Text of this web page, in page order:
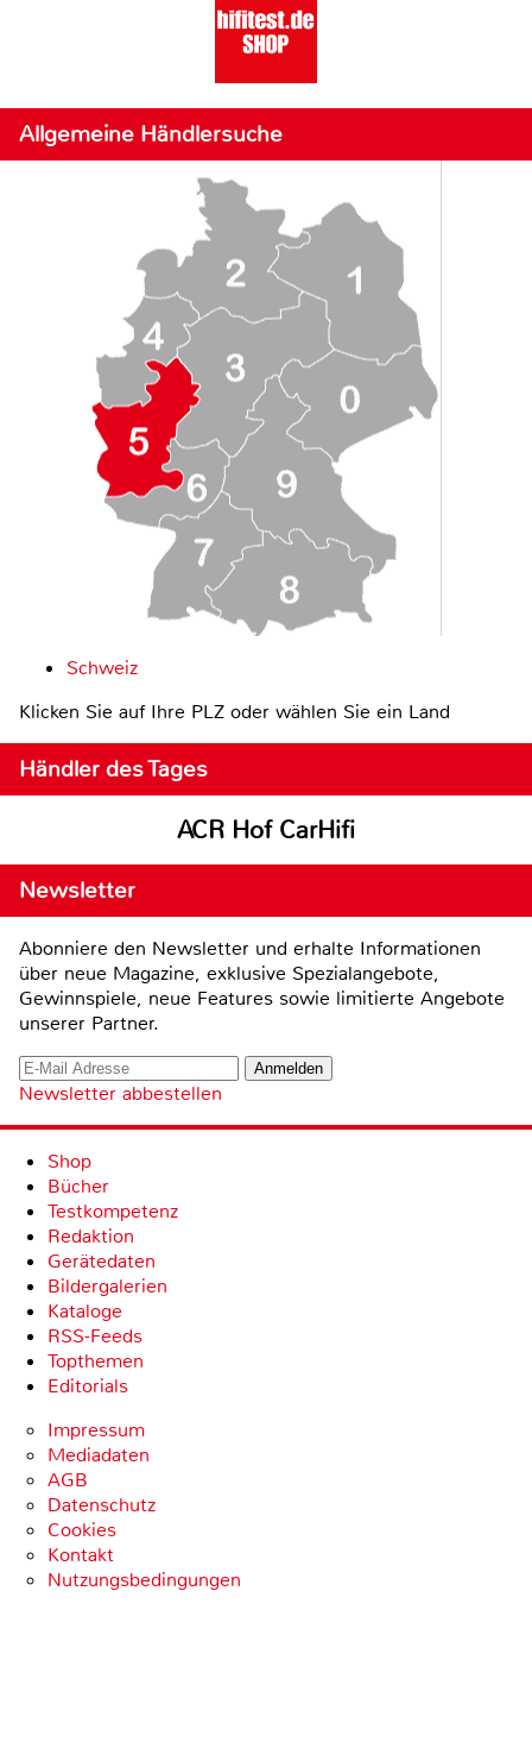
Allgemeine Händlersuche
Schweiz
Klicken Sie auf Ihre PLZ oder wählen Sie ein Land
Händler des Tages
ACR Hof CarHifi
Newsletter
Abonniere den Newsletter und erhalte Informationen
über neue Magazine, exklusive Spezialangebote,
Gewinnspiele, neue Features sowie limitierte Angebote
unserer Partner.
Newsletter abbestellen
Shop
Bücher
Testkompetenz
Redaktion
Gerätedaten
Bildergalerien
Kataloge
RSS-Feeds
Topthemen
Editorials
Impressum
Mediadaten
AGB
Datenschutz
Cookies
Kontakt
Nutzungsbedingungen